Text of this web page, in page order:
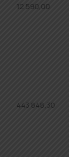
12 590,00
443 848,30